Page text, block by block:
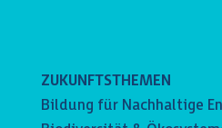
ZUKUNFTSTHEMEN
Bildung für Nachhaltige